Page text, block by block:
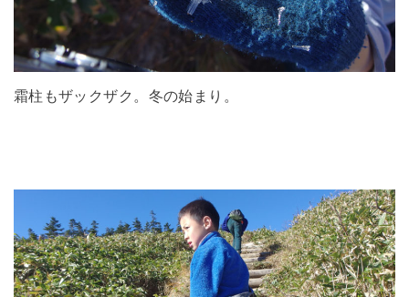
霜柱もザックザク。冬の始まり。